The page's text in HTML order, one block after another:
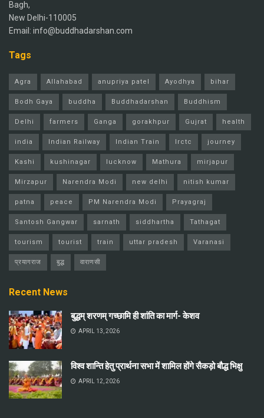
Bagh,
New Delhi-110005
Email: info@buddhadarshan.com
Tags
Agra Allahabad anupriya patel Ayodhya bihar
Bodh Gaya buddha Buddhadarshan Buddhism
Delhi farmers Ganga gorakhpur Gujrat health
india Indian Railway Indian Train Irctc journey
Kashi kushinagar lucknow Mathura mirjapur
Mirzapur Narendra Modi new delhi nitish kumar
patna peace PM Narendra Modi Prayagraj
Santosh Gangwar sarnath siddhartha Tathagat
tourism tourist train uttar pradesh Varanasi
प्रयागराज बुद्ध वाराणसी
Recent News
बुद्धम् शरणम् गच्छामि ही शांति का मार्ग- केशव
APRIL 13, 2026
विश्व शान्ति हेतु प्रार्थना सभा में शामिल होंगे सैकड़ो बौद्ध भिक्षु
APRIL 12, 2026